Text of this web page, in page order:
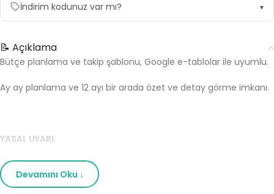
İndirim kodunuz var mı? ▾
📝 Açıklama
Bütçe planlama ve takip şablonu, Google e-tablolar ile uyumlu.
Ay ay planlama ve 12 ayı bir arada özet ve detay görme imkanı.
YASAL UYARI:
Bireysel ve danışan kullanımı için sınırsız ve ömür boyu kullanım
hakkına sahip oluyorsunuz.
Devamını Oku ↓